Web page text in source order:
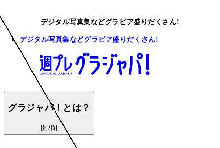
デジタル写真集などグラビア盛りだくさん!
デジタル写真集などグラビア盛りだくさん!
グラジャパ！とは？
開/閉